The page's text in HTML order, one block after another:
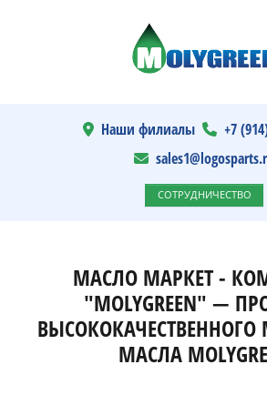
Наши филиалы
+7
СОТРУДНИЧЕСТВО
МАСЛО МАРКЕТ -
"MOLYGREEN" —
МАСЛА